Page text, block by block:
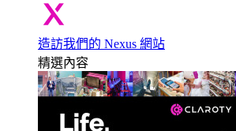
造訪我們的 Nexus 網站
精選內容